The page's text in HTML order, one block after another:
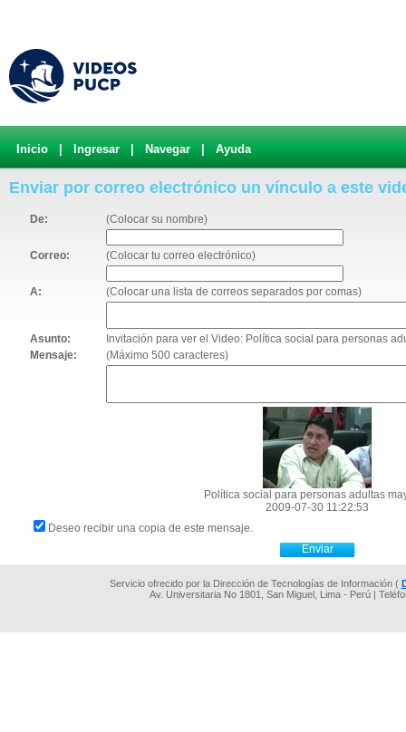
Inicio Ingresar Navegar Ayuda
Enviar por correo electrónico un vínculo a este
De: (Colocar su nombre)
Correo: (Colocar tu correo electrónico)
A: (Colocar una lista de correos separados por comas)
Asunto:
Invitación para ver el Video: Política social para personas
Mensaje:
(Máximo 500 caracteres)
Política social para personas adultas
2009-07-30 11:22:53
Deseo recibir una copia de este mensaje.
Servicio ofrecido por la Dirección de Tecnologías de Información (
Av. Universitaria No 1801, San Miguel, Lima - Perú |